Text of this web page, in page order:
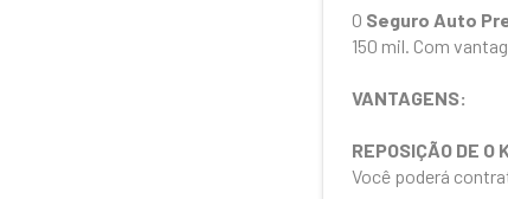
O Seguro Auto
150 mil. Com
VANTAGENS:
REPOSIÇÃO DE O
Você poderá